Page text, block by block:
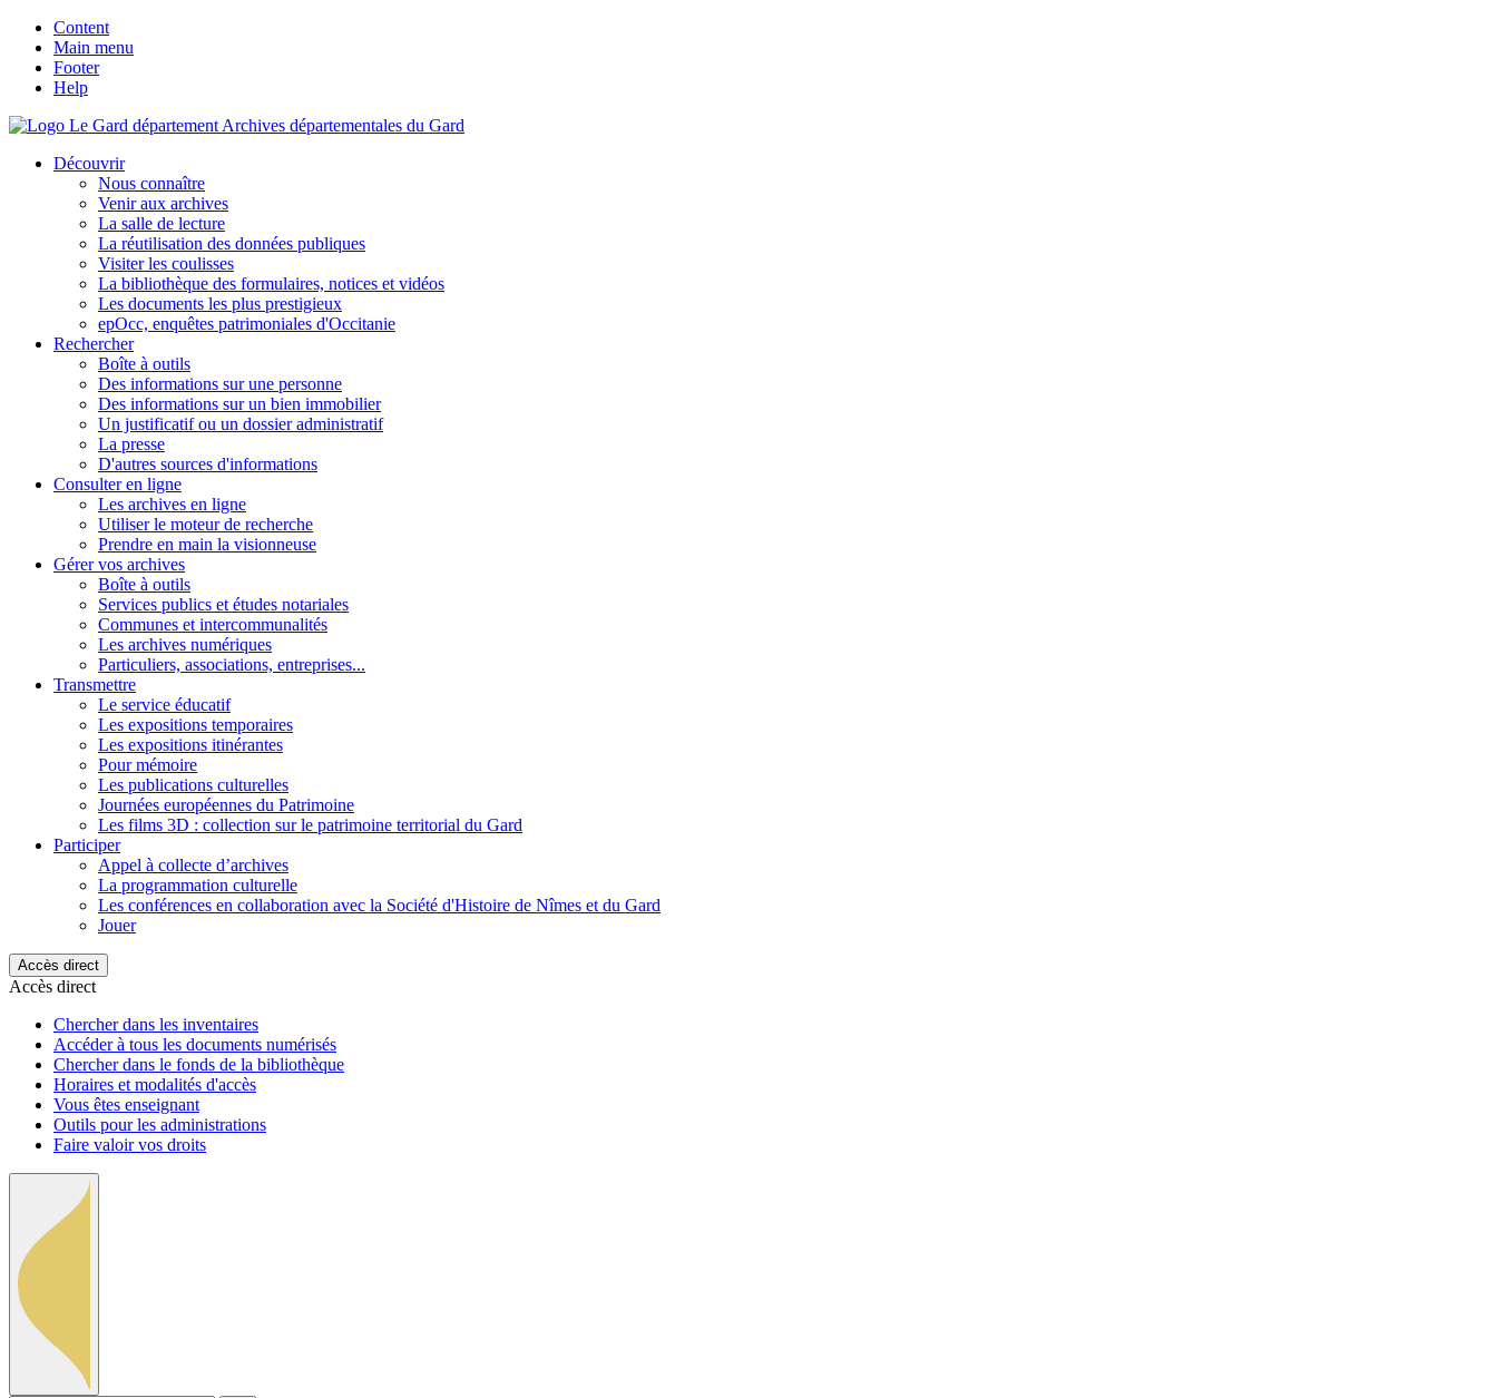
Content
Main menu
Footer
Help
Archives départementales du Gard
Découvrir
Nous connaître
Venir aux archives
La salle de lecture
La réutilisation des données publiques
Visiter les coulisses
La bibliothèque des formulaires, notices et vidéos
Les documents les plus prestigieux
epOcc, enquêtes patrimoniales d'Occitanie
Rechercher
Boîte à outils
Des informations sur une personne
Des informations sur un bien immobilier
Un justificatif ou un dossier administratif
La presse
D'autres sources d'informations
Consulter en ligne
Les archives en ligne
Utiliser le moteur de recherche
Prendre en main la visionneuse
Gérer vos archives
Boîte à outils
Services publics et études notariales
Communes et intercommunalités
Les archives numériques
Particuliers, associations, entreprises...
Transmettre
Le service éducatif
Les expositions temporaires
Les expositions itinérantes
Pour mémoire
Les publications culturelles
Journées européennes du Patrimoine
Les films 3D : collection sur le patrimoine territorial du Gard
Participer
Appel à collecte d’archives
La programmation culturelle
Les conférences en collaboration avec la Société d'Histoire de Nîmes et du Gard
Jouer
Accès direct
Accès direct
Chercher dans les inventaires
Accéder à tous les documents numérisés
Chercher dans le fonds de la bibliothèque
Horaires et modalités d'accès
Vous êtes enseignant
Outils pour les administrations
Faire valoir vos droits